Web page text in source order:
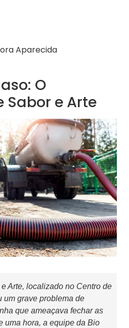
Aparecida
O
Sabor e Arte
Arte, localizado no Centro de
um grave problema de
que ameaçava fechar as
uma hora, a equipe da Bio